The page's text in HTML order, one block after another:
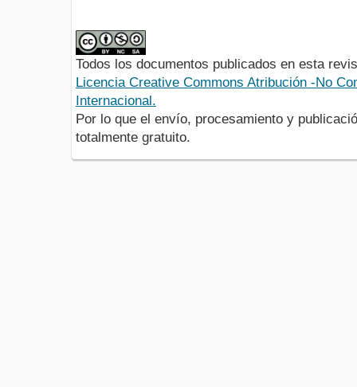
Todos los documentos publicados en esta
Licencia Creative Commons Atribución -No
Internacional.
Por lo que el envío, procesamiento y
totalmente gratuito.